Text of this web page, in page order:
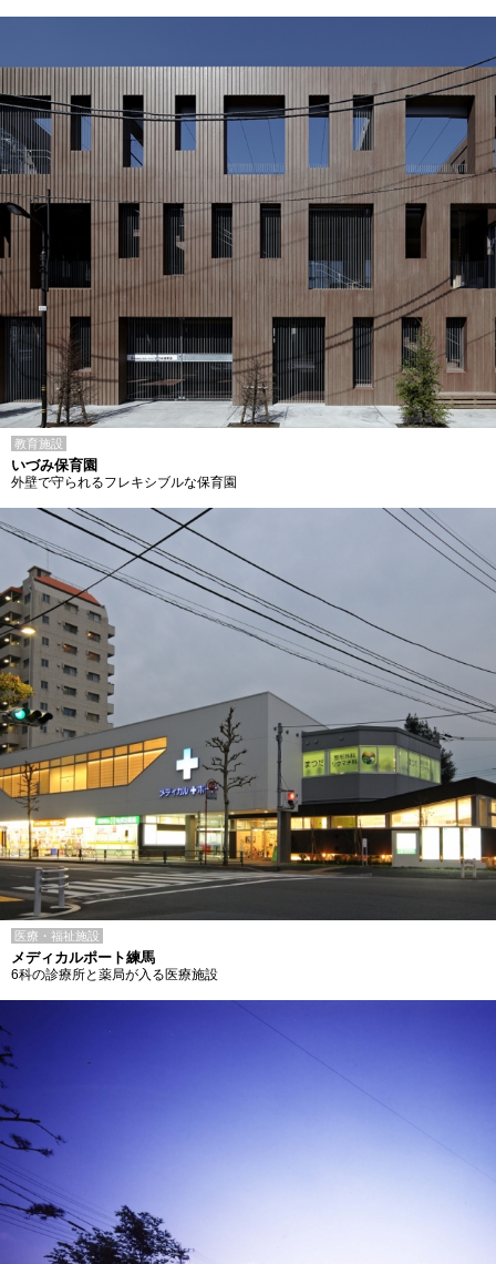
教育施設
いづみ保育園
外壁で守られるフレキシブルな保育園
医療・福祉施設
メディカルポート練馬
6科の診療所と薬局が入る医療施設